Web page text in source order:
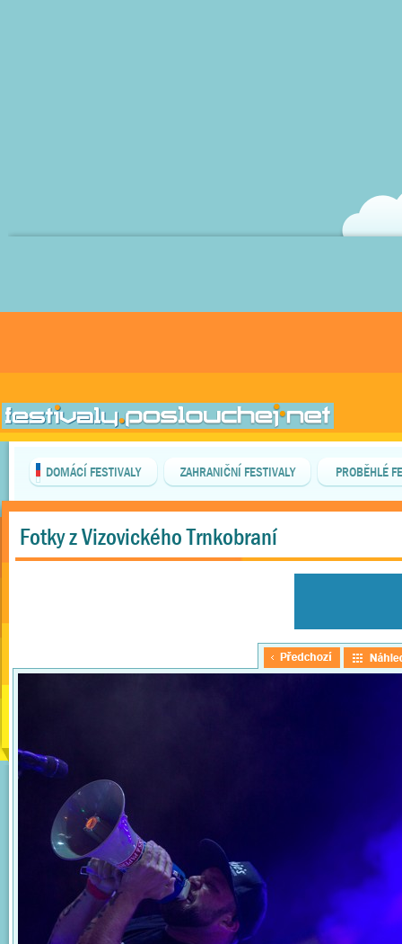
DOMÁCÍ FESTIVALY ZAHRANIČNÍ FESTIVALY PROBĚHLÉ
Fotky z Vizovického Trnkobraní